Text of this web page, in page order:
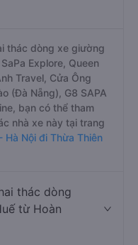
thác dòng xe giường
Explore, Queen
Travel, Cửa Ông
(Đà Nẵng), G8 SAPA
bạn có thể tham
nhà xe này tại trang
Hà Nội đi Thừa Thiên
thác dòng
từ Hoàn